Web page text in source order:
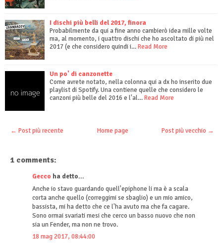
I dischi più belli del 2017, finora
Probabilmente da qui a fine anno cambierò idea mille volte
ma, al momento, i quattro dischi che ho ascoltato di più nel
2017 (e che considero quindi i…Read More
Un po' di canzonette
Come avrete notato, nella colonna qui a dx ho inserito due
playlist di Spotify. Una contiene quelle che considero le
canzoni più belle del 2016 e l'al…Read More
← Post più recente Post più vecchio →
Home page
1 comments:
Gecco ha detto...
Anche io stavo guardando quell'epiphone li ma è a scala
corta anche quello (correggimi se sbaglio) e un mio amico,
bassista, mi ha detto che ce l'ha avuto ma che fa cagare.
Sono ormai svariati mesi che cerco un basso nuovo che non
sia un Fender, ma non ne trovo.
18 mag 2017, 08:44:00